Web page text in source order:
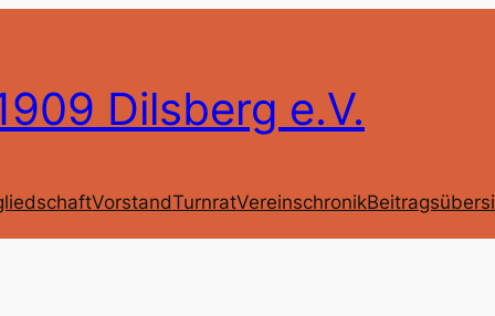
Dilsberg e.V.
VorstandTurnratVereinschronik